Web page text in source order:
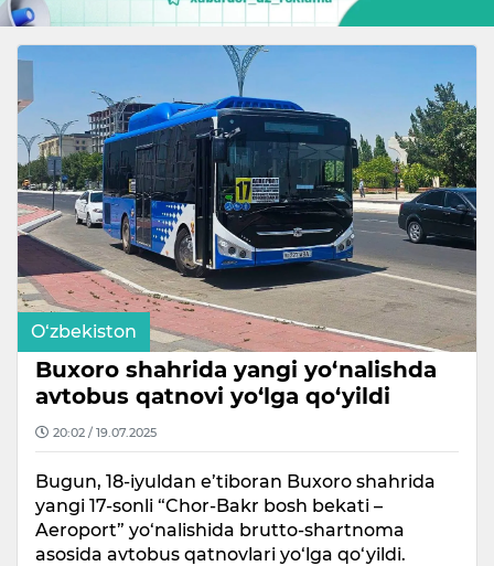
O‘zbekiston
Buxoro shahrida yangi yo‘nalishda
avtobus qatnovi yo‘lga qo‘yildi
20:02 / 19.07.2025
Bugun, 18-iyuldan e’tiboran Buxoro shahrida
yangi 17-sonli “Chor-Bakr bosh bekati –
Aeroport” yo‘nalishida brutto-shartnoma
asosida avtobus qatnovlari yo‘lga qo‘yildi.